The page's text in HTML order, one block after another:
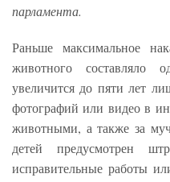
парламента.
Раньше максимальное
животного составляло
увеличится до пяти лет
фотографий или видео в
животными, а также за
детей предусмотрен
исправительные работы